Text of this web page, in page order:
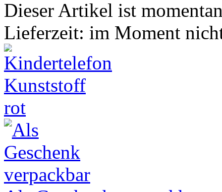
Dieser Artikel ist
Lieferzeit: im Moment